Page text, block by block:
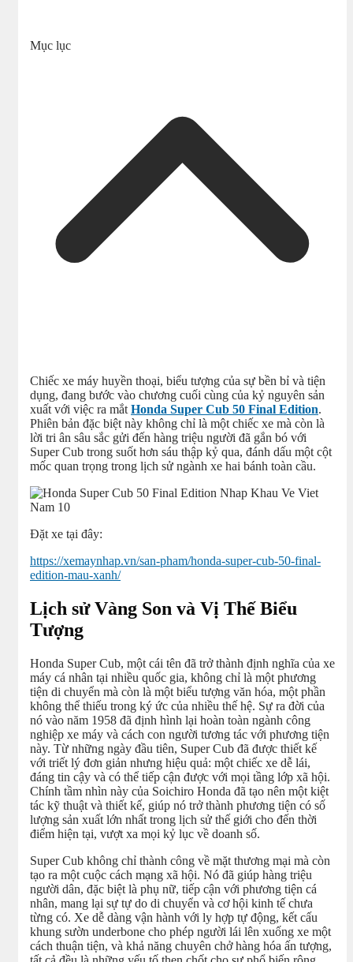
Mục lục
Chiếc xe máy huyền thoại, biểu tượng của sự bền bỉ và tiện
dụng, đang bước vào chương cuối cùng của kỷ nguyên sản
xuất với việc ra mắt Honda Super Cub 50 Final Edition.
Phiên bản đặc biệt này không chỉ là một chiếc xe mà còn là
lời tri ân sâu sắc gửi đến hàng triệu người đã gắn bó với
Super Cub trong suốt hơn sáu thập kỷ qua, đánh dấu một cột
mốc quan trọng trong lịch sử ngành xe hai bánh toàn cầu.
Đặt xe tại đây:
https://xemaynhap.vn/san-pham/honda-super-cub-50-final-
edition-mau-xanh/
Lịch sử Vàng Son và Vị Thế Biểu
Tượng
Honda Super Cub, một cái tên đã trở thành định nghĩa của xe
máy cá nhân tại nhiều quốc gia, không chỉ là một phương
tiện di chuyển mà còn là một biểu tượng văn hóa, một phần
không thể thiếu trong ký ức của nhiều thế hệ. Sự ra đời của
nó vào năm 1958 đã định hình lại hoàn toàn ngành công
nghiệp xe máy và cách con người tương tác với phương tiện
này. Từ những ngày đầu tiên, Super Cub đã được thiết kế
với triết lý đơn giản nhưng hiệu quả: một chiếc xe dễ lái,
đáng tin cậy và có thể tiếp cận được với mọi tầng lớp xã hội.
Chính tầm nhìn này của Soichiro Honda đã tạo nên một kiệt
tác kỹ thuật và thiết kế, giúp nó trở thành phương tiện có số
lượng sản xuất lớn nhất trong lịch sử thế giới cho đến thời
điểm hiện tại, vượt xa mọi kỷ lục về doanh số.
Super Cub không chỉ thành công về mặt thương mại mà còn
tạo ra một cuộc cách mạng xã hội. Nó đã giúp hàng triệu
người dân, đặc biệt là phụ nữ, tiếp cận với phương tiện cá
nhân, mang lại sự tự do di chuyển và cơ hội kinh tế chưa
từng có. Xe dễ dàng vận hành với ly hợp tự động, kết cấu
khung sườn underbone cho phép người lái lên xuống xe một
cách thuận tiện, và khả năng chuyên chở hàng hóa ấn tượng,